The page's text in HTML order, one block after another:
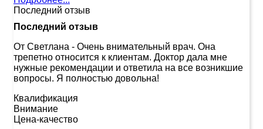
Последний отзыв
Последний отзыв
От Светлана - Очень внимательный врач. Она
трепетно относится к клиентам. Доктор дала мне
нужные рекомендации и ответила на все возникшие
вопросы. Я полностью довольна!
Квалификация
Внимание
Цена-качество